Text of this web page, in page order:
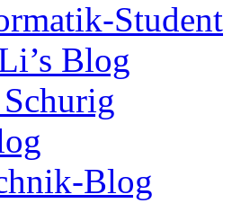
Student
Blog
Blog